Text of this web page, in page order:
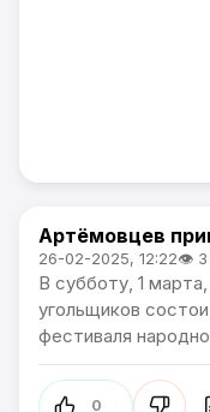
Культура
Артёмовцев
26-02-2025, 12:22👁 3
В субботу, 1
угольщиков
фестиваля
0